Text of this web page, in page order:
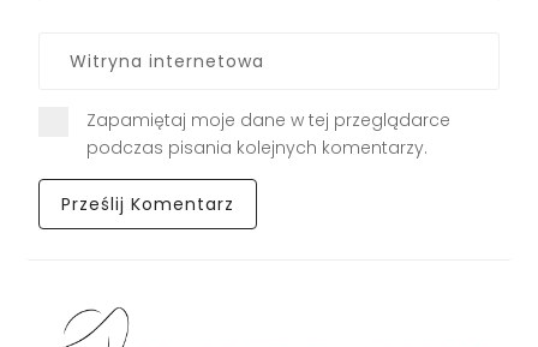
Zapamiętaj moje dane w tej przeglądarce
podczas pisania kolejnych komentarzy.